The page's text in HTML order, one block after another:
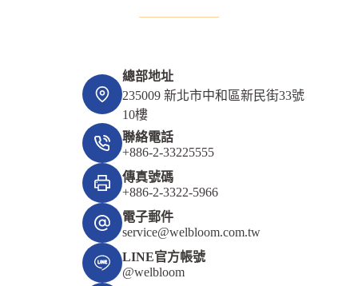
總部地址
235009 新北市中和區新民街33號
10樓
聯絡電話
+886-2-33225555
傳真號碼
+886-2-3322-5966
電子郵件
service@welbloom.com.tw
LINE官方帳號
@welbloom